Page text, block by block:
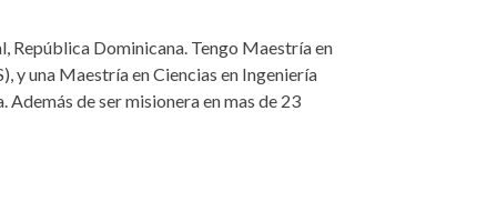
República Dominicana. Tengo Maestría en
y una Maestría en Ciencias en Ingeniería
de ser misionera en mas de 23